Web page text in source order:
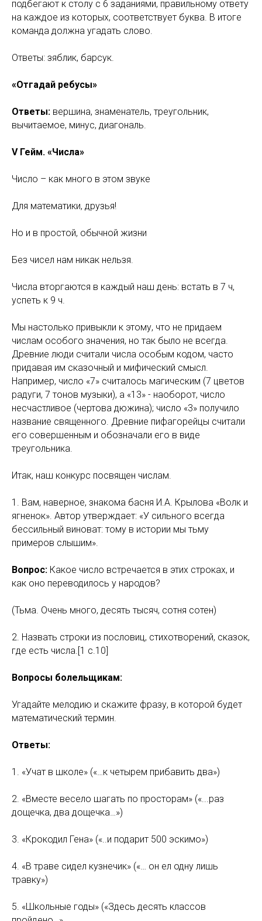
подбегают к столу с 6 заданиями, правильному ответу
на каждое из которых, соответствует буква. В итоге
команда должна угадать слово.
Ответы: зяблик, барсук.
«Отгадай ребусы»
Ответы: вершина, знаменатель, треугольник,
вычитаемое, минус, диагональ.
V Гейм. «Числа»
Число – как много в этом звуке
Для математики, друзья!
Но и в простой, обычной жизни
Без чисел нам никак нельзя.
Числа вторгаются в каждый наш день: встать в 7 ч,
успеть к 9 ч.
Мы настолько привыкли к этому, что не придаем
числам особого значения, но так было не всегда.
Древние люди считали числа особым кодом, часто
придавая им сказочный и мифический смысл.
Например, число «7» считалось магическим (7 цветов
радуги, 7 тонов музыки), а «13» - наоборот, число
несчастливое (чертова дюжина); число «3» получило
название священного. Древние пифагорейцы считали
его совершенным и обозначали его в виде
треугольника.
Итак, наш конкурс посвящен числам.
1. Вам, наверное, знакома басня И.А. Крылова «Волк и
ягненок». Автор утверждает: «У сильного всегда
бессильный виноват: тому в истории мы тьму
примеров слышим».
Вопрос: Какое число встречается в этих строках, и
как оно переводилось у народов?
(Тьма. Очень много, десять тысяч, сотня сотен)
2. Назвать строки из пословиц, стихотворений, сказок,
где есть числа.[1 c.10]
Вопросы болельщикам:
Угадайте мелодию и скажите фразу, в которой будет
математический термин.
Ответы:
1. «Учат в школе» («…к четырем прибавить два»)
2. «Вместе весело шагать по просторам» («...раз
дощечка, два дощечка…»)
3. «Крокодил Гена» («..и подарит 500 эскимо»)
4. «В траве сидел кузнечик» («… он ел одну лишь
травку»)
5. «Школьные годы» («Здесь десять классов